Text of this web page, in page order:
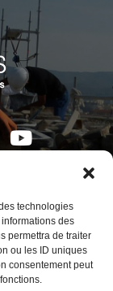
technologies
des
permettra de traiter
ou les ID uniques
consentement peut
d’Entrecasteaux
France
(0)4 91 72 79 00